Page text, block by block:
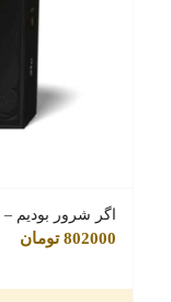
اگر شرور بوديم
802000 تومان